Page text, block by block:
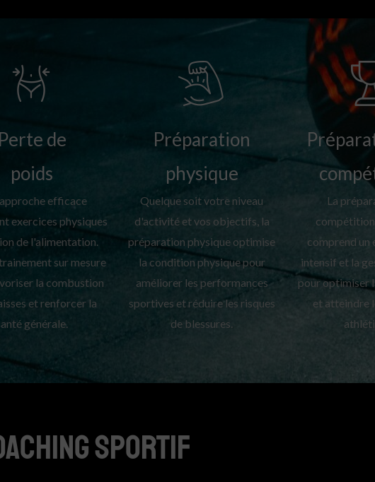
Perte de
poids
efficace
exercices physiques
de l'alimentation.
sur mesure
la combustion
et renforcer la
générale.
Préparation
physique
Quelque soit votre niveau
d'activité et vos objectifs, la
préparation physique optimise
la condition physique pour
améliorer les performances
sportives et réduire les risques
de blessures.
La
comprend un
intensif et la
pour optimiser
et atteindre
sportif